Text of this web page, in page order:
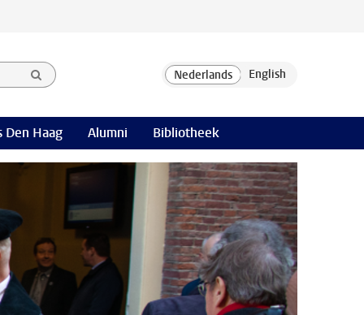
Den Haag Alumni Bibliotheek